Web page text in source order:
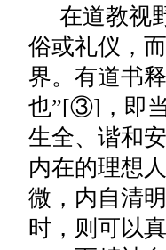
在道教视
俗或礼仪，
界。有道书
也”[③]，即
生全、谐和
内在的理想
微，内自清
时，则可以